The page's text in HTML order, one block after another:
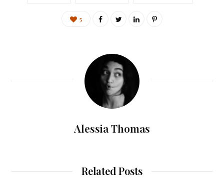
5
Alessia Thomas
Related Posts